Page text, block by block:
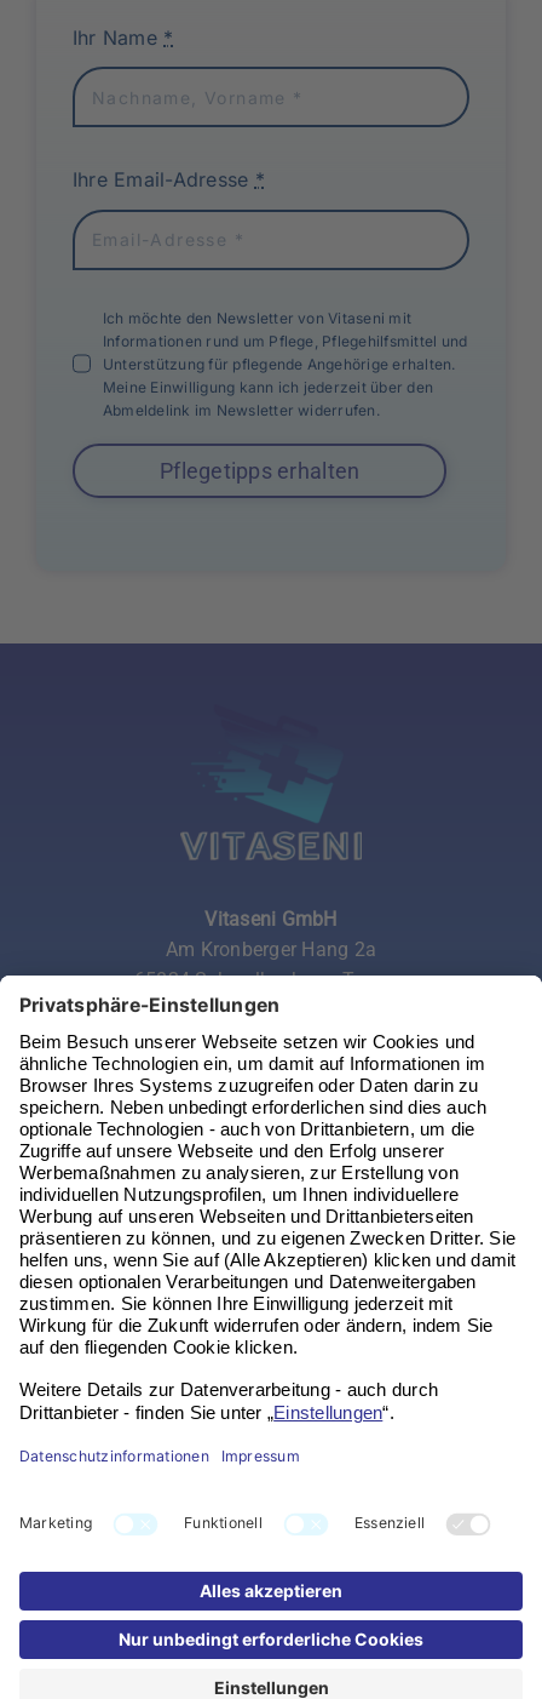
Ihr Name *
Ihre Email-Adresse *
Ich möchte den Newsletter von Vitaseni mit
Informationen rund um Pflege, Pflegehilfsmittel und
Unterstützung für pflegende Angehörige erhalten.
Meine Einwilligung kann ich jederzeit über den
Abmeldelink im Newsletter widerrufen.
Pflegetipps erhalten
Vitaseni GmbH
Am Kronberger Hang 2a
65824 Schwalbach am Taunus
Telefon:06196 972 99 62
Email: service@vitaseni.de
Kontakt
Impressum
Widerruf
FAQ
Partner werden
Bildnachweis: KI-generiert